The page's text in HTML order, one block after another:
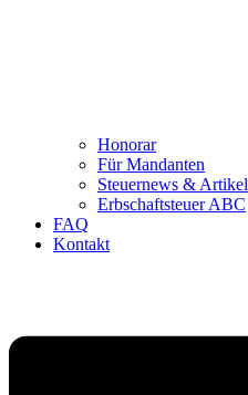
Honorar
Für Mandanten
Steuernews & Artikel
Erbschaftsteuer ABC
FAQ
Kontakt